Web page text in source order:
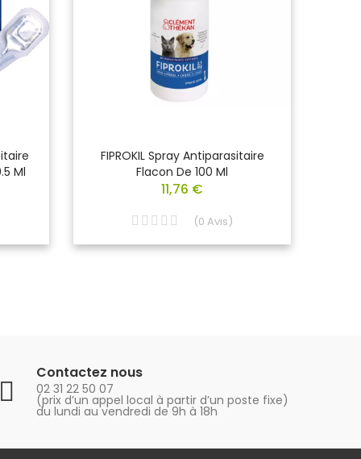
Ml
FIPROKIL Spray Antiparasitaire
Flacon De 100 Ml
11,76 €
(0 Avis)
Contactez nous
02 31 22 50 07
(prix d’un appel local à partir d’un poste fixe)
du lundi au vendredi de 9h à 18h